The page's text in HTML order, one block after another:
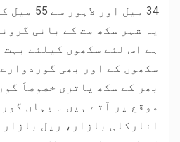
34 میل اور لاہور سے 55 میل کے فاصلے پر ہے۔
یہ شہر سکھ مت کے بانی
ہے اس لئے سکھوں کیلئے
سکھوں کے اور بھی
بھر کے سکھ یاتری خصوصاً
موقع پر آتے ہیں ۔ یہاں
انارکلی بازار، ریل